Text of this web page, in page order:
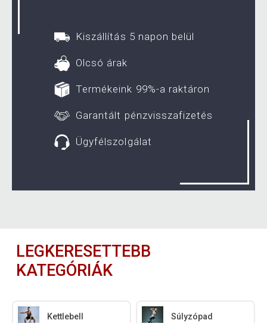
Kiszállítás 5 napon belül
Olcsó árak
Termékeink 99%-a raktáron
Garantált pénzvisszafizetés
Ügyfélszolgálat
LEGKERESETTEBB
KATEGÓRIÁK
Kettlebell Súlyzópad